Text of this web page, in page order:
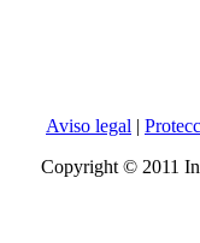
Aviso legal |
Copyright © 2011